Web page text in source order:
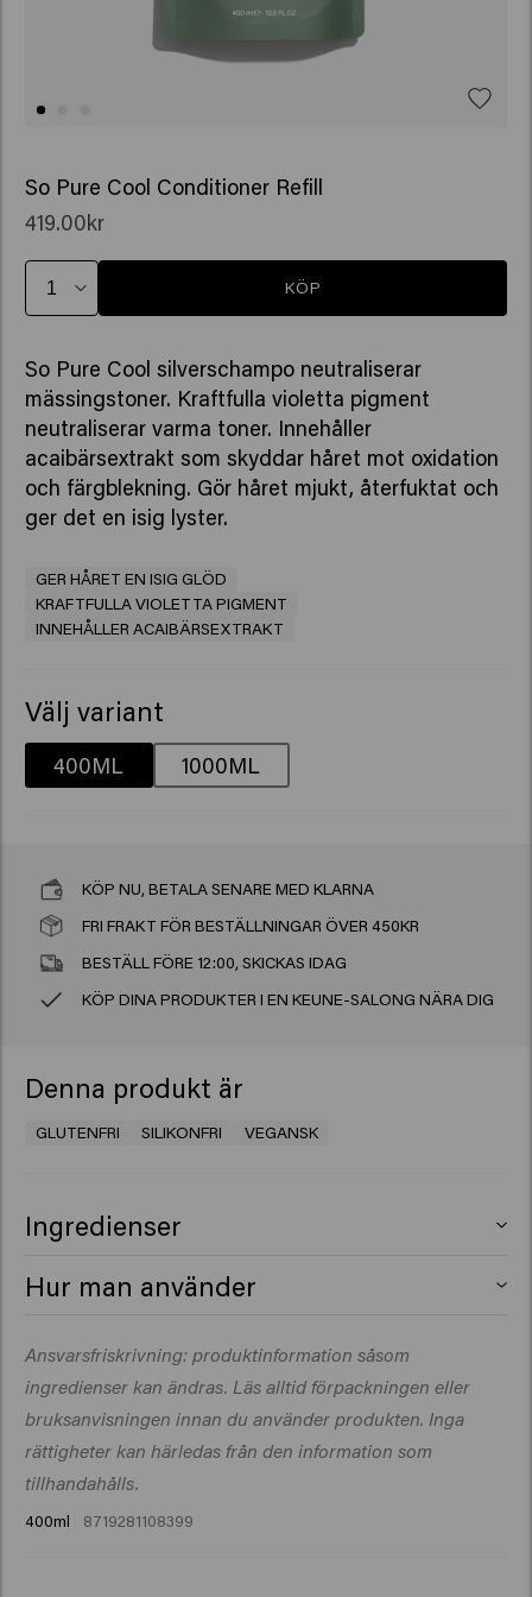
So Pure Cool Conditioner Refill
419.00kr
KÖP
So Pure Cool silverschampo neutraliserar
mässingstoner. Kraftfulla violetta pigment
neutraliserar varma toner. Innehåller
acaibärsextrakt som skyddar håret mot oxidation
och färgblekning. Gör håret mjukt, återfuktat och
ger det en isig lyster.
GER HÅRET EN ISIG GLÖD
KRAFTFULLA VIOLETTA PIGMENT
INNEHÅLLER ACAIBÄRSEXTRAKT
Välj variant
400ML 1000ML
KÖP NU, BETALA SENARE MED KLARNA
FRI FRAKT FÖR BESTÄLLNINGAR ÖVER 450KR
BESTÄLL FÖRE 12:00, SKICKAS IDAG
KÖP DINA PRODUKTER I EN KEUNE-SALONG NÄRA DIG
Denna produkt är
GLUTENFRI SILIKONFRI VEGANSK
Ingredienser
Chloride, Behentrimonium Chloride, Betaine,
37, Parfum (Fragrance), Propylene Glycol
Dicaprylate/Dicaprate, Sodium Benzoate, Lactic Acid,
Isopropyl Alcohol, Hydroxypropyl Starch Phosphate,
Tocopheryl Acetate, Euterpe Oleracea Fruit Extract,
PPG-1 Trideceth-6, Acid Violet 43, Isopropyl Myristate,
Hur man använder
verka i 1 till 3 minuter för att låta pigmenten göra sitt
jobb. Skölj noggrant.
Ansvarsfriskrivning: produktinformation såsom
ingredienser kan ändras. Läs alltid förpackningen eller
bruksanvisningen innan du använder produkten. Inga
rättigheter kan härledas från den information som
tillhandahålls.
400ml 8719281108399